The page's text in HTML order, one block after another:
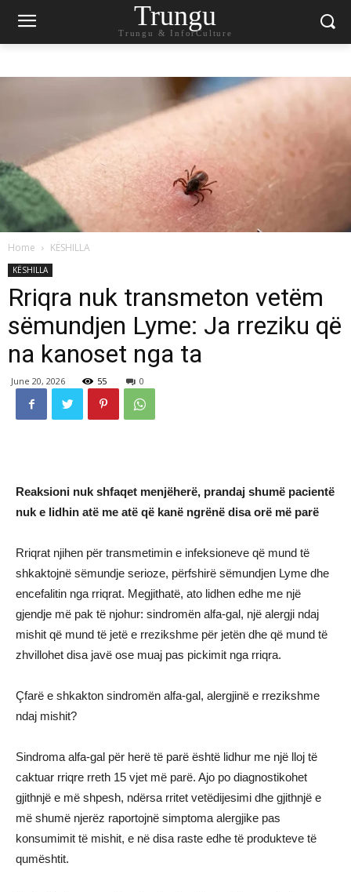
Trungu
Trungu & InforCulture
Home KËSHILLA
KËSHILLA
Rriqra nuk transmeton vetëm
sëmundjen Lyme: Ja rreziku që
na kanoset nga ta
June 20, 2026 55 0
Reaksioni nuk shfaqet menjëherë, prandaj shumë pacientë
nuk e lidhin atë me atë që kanë ngrënë disa orë më parë
Rriqrat njihen për transmetimin e infeksioneve që mund të
shkaktojnë sëmundje serioze, përfshirë sëmundjen Lyme dhe
encefalitin nga rriqrat. Megjithatë, ato lidhen edhe me një
gjendje më pak të njohur: sindromën alfa-gal, një alergji ndaj
mishit që mund të jetë e rrezikshme për jetën dhe që mund të
zhvillohet disa javë ose muaj pas pickimit nga rriqra.
Çfarë e shkakton sindromën alfa-gal, alergjinë e rrezikshme
ndaj mishit?
Sindroma alfa-gal për herë të parë është lidhur me një lloj të
caktuar rriqre rreth 15 vjet më parë. Ajo po diagnostikohet
gjithnjë e më shpesh, ndërsa rritet vetëdijesimi dhe gjithnjë e
më shumë njerëz raportojnë simptoma alergjike pas
konsumimit të mishit, e në disa raste edhe të produkteve të
qumështit.